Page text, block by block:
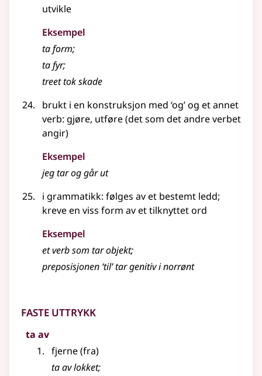
utvikle
Eksempel
ta form;
ta fyr;
treet tok skade
brukt i en konstruksjon med ‘og’ og et annet
verb: gjøre, utføre (det som det andre verbet
angir)
Eksempel
jeg tar og går ut
i grammatikk: følges av et bestemt ledd;
kreve en viss form av et tilknyttet ord
Eksempel
et verb som tar objekt;
preposisjonen ‘til’ tar genitiv i norrønt
Faste uttrykk
ta av
fjerne (fra)
ta av lokket;